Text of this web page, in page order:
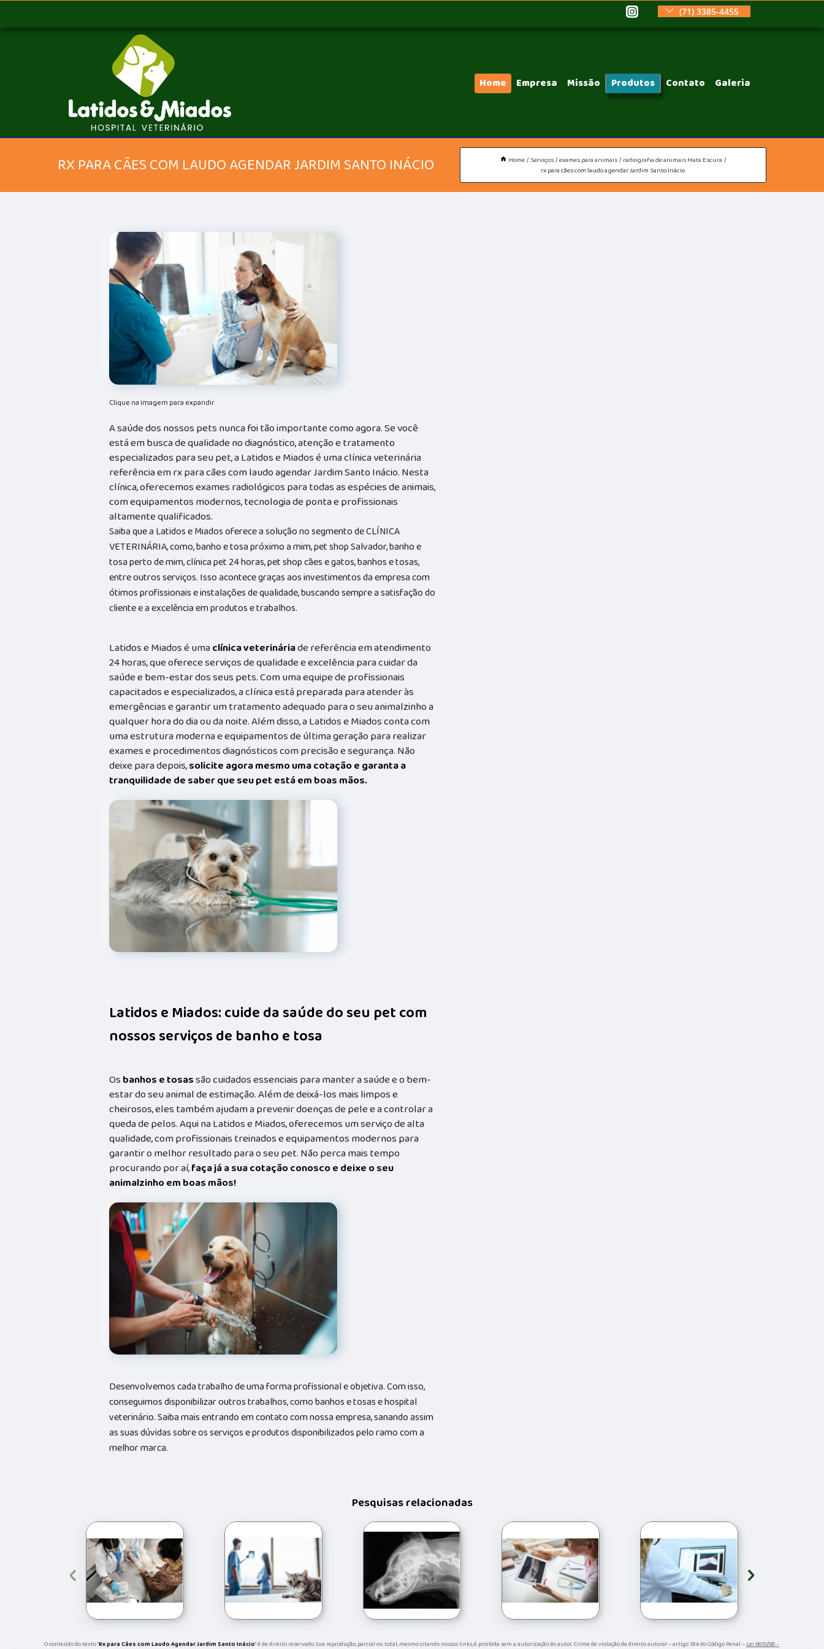
(71) 3385-4455
Home Empresa Missão Produtos Contato Galeria
RX PARA CÃES COM LAUDO AGENDAR JARDIM SANTO INÁCIO Home Serviços exames para animais radiografia de animais Mata Escura
rx para cães com laudo agendar Jardim Santo Inácio
Clique na imagem para expandir
A saúde dos nossos pets nunca foi tão importante como agora. Se você
está em busca de qualidade no diagnóstico, atenção e tratamento
especializados para seu pet, a Latidos e Miados é uma clínica veterinária
referência em rx para cães com laudo agendar Jardim Santo Inácio. Nesta
clínica, oferecemos exames radiológicos para todas as espécies de animais,
com equipamentos modernos, tecnologia de ponta e profissionais
altamente qualificados.
Saiba que a Latidos e Miados oferece a solução no segmento de CLÍNICA
VETERINÁRIA, como, banho e tosa próximo a mim, pet shop Salvador, banho e
tosa perto de mim, clínica pet 24 horas, pet shop cães e gatos, banhos e tosas,
entre outros serviços. Isso acontece graças aos investimentos da empresa com
ótimos profissionais e instalações de qualidade, buscando sempre a satisfação do
cliente e a excelência em produtos e trabalhos.
Latidos e Miados é umaclínica veterináriade referência em atendimento
24 horas, que oferece serviços de qualidade e excelência para cuidar da
saúde e bem-estar dos seus pets. Com uma equipe de profissionais
capacitados e especializados, a clínica está preparada para atender às
emergências e garantir um tratamento adequado para o seu animalzinho a
qualquer hora do dia ou da noite. Além disso, a Latidos e Miados conta com
uma estrutura moderna e equipamentos de última geração para realizar
exames e procedimentos diagnósticos com precisão e segurança. Não
deixe para depois,solicite agora mesmo uma cotação e garanta a
tranquilidade de saber que seu pet está em boas mãos.
Latidos e Miados: cuide da saúde do seu pet com
nossos serviços de banho e tosa
Osbanhos e tosassão cuidados essenciais para manter a saúde e o bem-
estar do seu animal de estimação. Além de deixá-los mais limpos e
cheirosos, eles também ajudam a prevenir doenças de pele e a controlar a
queda de pelos. Aqui na Latidos e Miados, oferecemos um serviço de alta
qualidade, com profissionais treinados e equipamentos modernos para
garantir o melhor resultado para o seu pet. Não perca mais tempo
procurando por aí,faça já a sua cotação conosco e deixe o seu
animalzinho em boas mãos!
Desenvolvemos cada trabalho de uma forma profissional e objetiva. Com isso,
conseguimos disponibilizar outros trabalhos, como banhos e tosas e hospital
veterinário. Saiba mais entrando em contato com nossa empresa, sanando assim
as suas dúvidas sobre os serviços e produtos disponibilizados pelo ramo com a
melhor marca.
Pesquisas relacionadas
‹ ›
O conteúdo do texto "Rx para Cães com Laudo Agendar Jardim Santo Inácio" é de direito reservado. Sua reprodução, parcial ou total, mesmo citando nossos links, é proibida sem a autorização do autor. Crime de violação de direito autoral – artigo 184 do Código Penal –Lei 9610/98 -